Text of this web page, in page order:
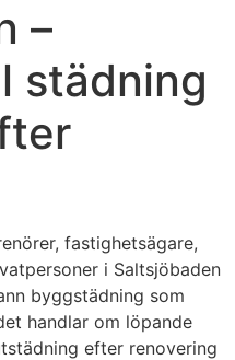
–
städning
fastighetsägare,
i Saltsjöbaden
byggstädning som
handlar om löpande
efter renovering